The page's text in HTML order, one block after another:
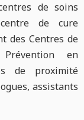
de soins
de cure
des Centres de
Prévention en
de proximité
assistants